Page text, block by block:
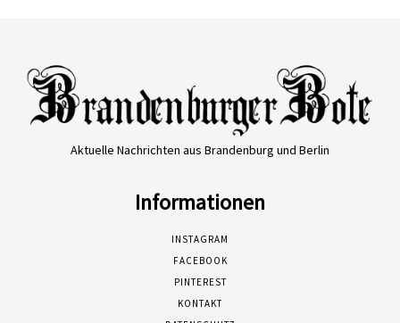
Aktuelle Nachrichten aus Brandenburg und Berlin
Informationen
INSTAGRAM
FACEBOOK
PINTEREST
KONTAKT